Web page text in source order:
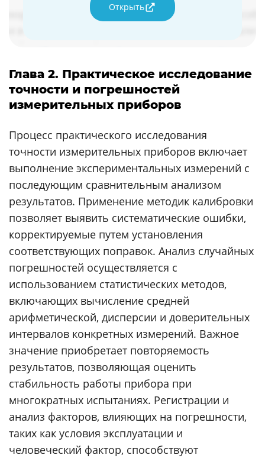
Открыть
Глава 2. Практическое исследование
точности и погрешностей
измерительных приборов
Процесс практического исследования
точности измерительных приборов включает
выполнение экспериментальных измерений с
последующим сравнительным анализом
результатов. Применение методик калибровки
позволяет выявить систематические ошибки,
корректируемые путем установления
соответствующих поправок. Анализ случайных
погрешностей осуществляется с
использованием статистических методов,
включающих вычисление средней
арифметической, дисперсии и доверительных
интервалов конкретных измерений. Важное
значение приобретает повторяемость
результатов, позволяющая оценить
стабильность работы прибора при
многократных испытаниях. Регистрации и
анализ факторов, влияющих на погрешности,
таких как условия эксплуатации и
человеческий фактор, способствуют